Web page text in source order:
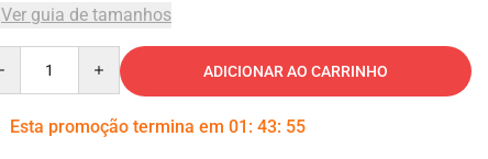
Ver guia de tamanhos
ADICIONAR AO CARRINHO
Esta promoção termina em 01 : 43: 54